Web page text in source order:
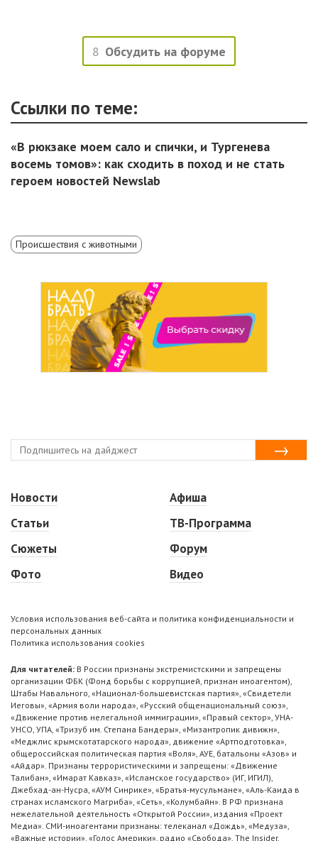
8 Обсудить на форуме
Ссылки по теме:
«В рюкзаке моем сало и спички, и Тургенева
восемь томов»: как сходить в поход и не стать
героем новостей Newslab
Происшествия с животными
Новости
Статьи
Сюжеты
Фото
Афиша
ТВ-Программа
Форум
Видео
Условия использования веб-сайта и политика конфиденциальности и
персональных данных
Политика использования cookies
Для читателей: В России признаны экстремистскими и запрещены
организации ФБК (Фонд борьбы с коррупцией, признан иноагентом),
Штабы Навального, «Национал-большевистская партия», «Свидетели
Иеговы», «Армия воли народа», «Русский общенациональный союз»,
«Движение против нелегальной иммиграции», «Правый сектор», УНА-
УНСО, УПА, «Тризуб им. Степана Бандеры», «Мизантропик дивижн»,
«Меджлис крымскотатарского народа», движение «Артподготовка»,
общероссийская политическая партия «Воля», АУЕ, батальоны «Азов» и
«Айдар». Признаны террористическими и запрещены: «Движение
Талибан», «Имарат Кавказ», «Исламское государство» (ИГ, ИГИЛ),
Джебхад-ан-Нусра, «АУМ Синрике», «Братья-мусульмане», «Аль-Каида в
странах исламского Магриба», «Сеть», «Колумбайн». В РФ признана
нежелательной деятельность «Открытой России», издания «Проект
Медиа». СМИ-иноагентами признаны: телеканал «Дождь», «Медуза»,
«Важные истории», «Голос Америки», радио «Свобода», The Insider,